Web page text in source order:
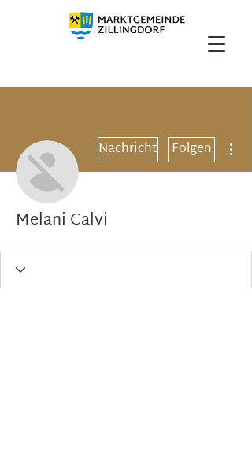
Nachricht Folgen
Melani Calvi